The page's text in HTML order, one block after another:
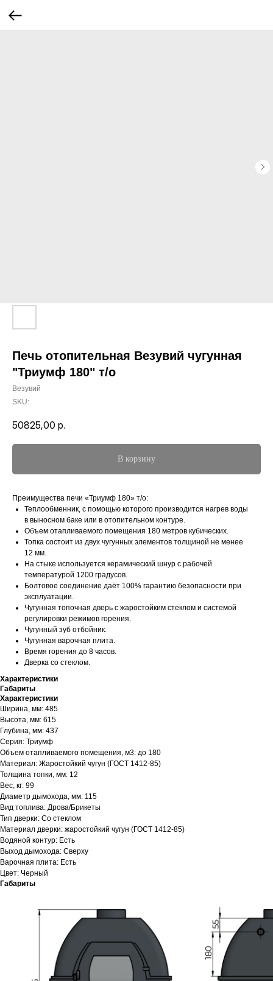
Печь отопительная Везувий чугунная
"Триумф 180" т/о
Везувий
SKU:
50825,00 р.
В корзину
Преимущества печи «Триумф 180» т/о:
Теплообменник, с помощью которого производится нагрев воды
в выносном баке или в отопительном контуре.
Объем отапливаемого помещения 180 метров кубических.
Топка состоит из двух чугунных элементов толщиной не менее
12 мм.
На стыке используется керамический шнур с рабочей
температурой 1200 градусов.
Болтовое соединение даёт 100% гарантию безопасности при
эксплуатации.
Чугунная топочная дверь с жаростойким стеклом и системой
регулировки режимов горения.
Чугунный зуб отбойник.
Чугунная варочная плита.
Время горения до 8 часов.
Дверка со стеклом.
Характеристики
Габариты
Характеристики
Ширина, мм: 485
Высота, мм: 615
Глубина, мм: 437
Серия: Триумф
Объем отапливаемого помещения, м3: до 180
Материал: Жаростойкий чугун (ГОСТ 1412-85)
Толщина топки, мм: 12
Вес, кг: 99
Диаметр дымохода, мм: 115
Вид топлива: Дрова/Брикеты
Тип дверки: Со стеклом
Материал дверки: жаростойкий чугун (ГОСТ 1412-85)
Водяной контур: Есть
Выход дымохода: Сверху
Варочная плита: Есть
Цвет: Черный
Габариты